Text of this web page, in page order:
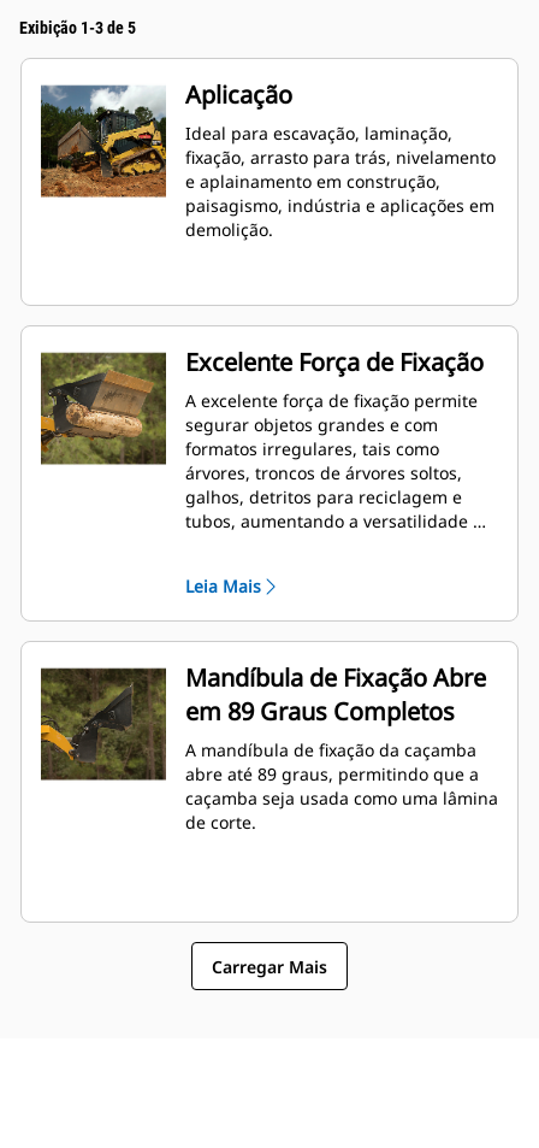
Exibição 1-3 de 5
Aplicação
Ideal para escavação, laminação,
fixação, arrasto para trás, nivelamento
e aplainamento em construção,
paisagismo, indústria e aplicações em
demolição.
Excelente Força de Fixação
A excelente força de fixação permite
segurar objetos grandes e com
formatos irregulares, tais como
árvores, troncos de árvores soltos,
galhos, detritos para reciclagem e
tubos, aumentando a versatilidade de
Leia Mais
Mandíbula de Fixação Abre
em 89 Graus Completos
A mandíbula de fixação da caçamba
abre até 89 graus, permitindo que a
caçamba seja usada como uma lâmina
de corte.
Carregar Mais